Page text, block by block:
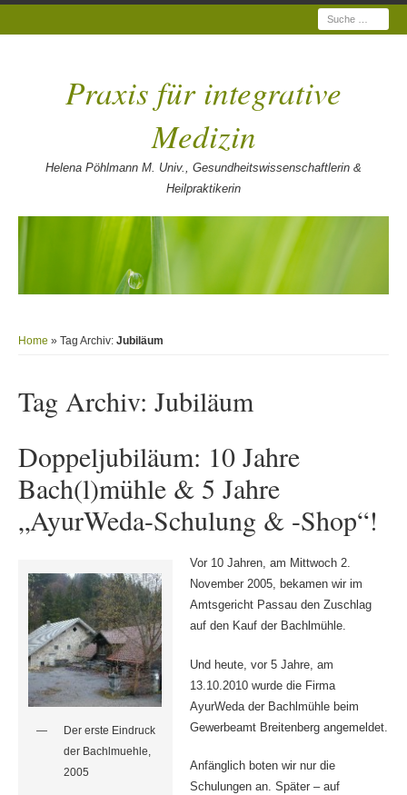
Suche
Praxis für integrative
Medizin
Helena Pöhlmann M. Univ., Gesundheitswissenschaftlerin &
Heilpraktikerin
Home » Tag Archiv: Jubiläum
Tag Archiv: Jubiläum
Doppeljubiläum: 10 Jahre
Bach(l)mühle & 5 Jahre
„AyurWeda-Schulung & -Shop“!
Der erste Eindruck
der Bachlmuehle,
2005
Vor 10 Jahren, am Mittwoch 2.
November 2005, bekamen wir im
Amtsgericht Passau den Zuschlag
auf den Kauf der Bachlmühle.
Und heute, vor 5 Jahre, am
13.10.2010 wurde die Firma
AyurWeda der Bachlmühle beim
Gewerbeamt Breitenberg angemeldet.
Anfänglich boten wir nur die
Schulungen an. Später – auf